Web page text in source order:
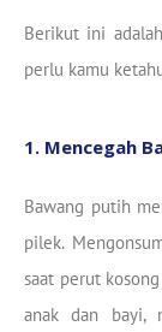
Berikut ini
perlu kamu
1. Mencegah
Bawang putih
pilek.
saat perut
anak dan bayi,